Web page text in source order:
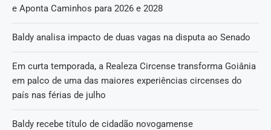
e Aponta Caminhos para 2026 e 2028
Baldy analisa impacto de duas vagas na disputa ao Senado
Em curta temporada, a Realeza Circense transforma Goiânia
em palco de uma das maiores experiências circenses do
país nas férias de julho
Baldy recebe título de cidadão novogamense